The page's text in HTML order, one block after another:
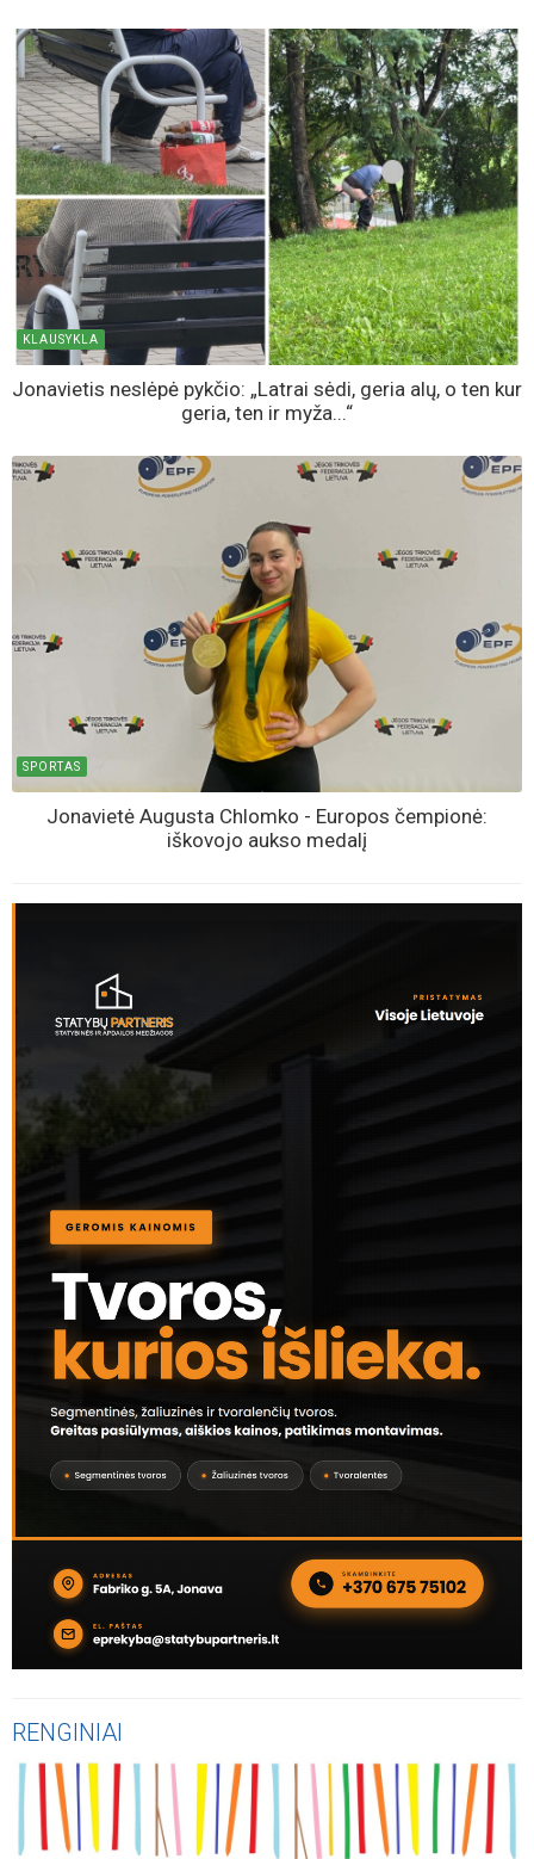
KLAUSYKLA
Jonavietis neslėpė pykčio: „Latrai sėdi, geria alų, o ten kur
geria, ten ir myža...“
SPORTAS
Jonavietė Augusta Chlomko - Europos čempionė:
iškovojo aukso medalį
RENGINIAI